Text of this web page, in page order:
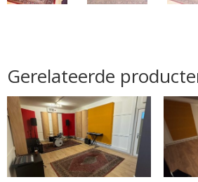
Gerelateerde